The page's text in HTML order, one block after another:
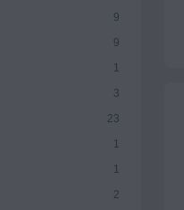
9
9
1
3
23
1
1
2